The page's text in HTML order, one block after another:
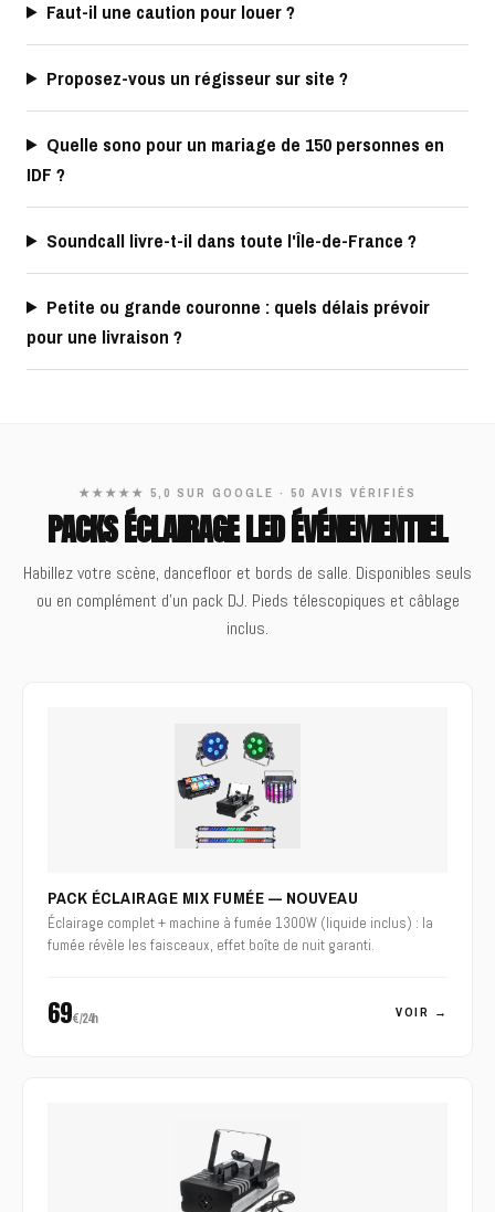
Faut-il une caution pour louer ?
Proposez-vous un régisseur sur site ?
Quelle sono pour un mariage de 150 personnes en
IDF ?
Soundcall livre-t-il dans toute l'Île-de-France ?
Petite ou grande couronne : quels délais prévoir
pour une livraison ?
★★★★★ 5,0 SUR GOOGLE · 50 AVIS VÉRIFIÉS
PACKS ÉCLAIRAGE LED ÉVÉNEMENTIEL
Habillez votre scène, dancefloor et bords de salle. Disponibles seuls
ou en complément d'un pack DJ. Pieds télescopiques et câblage
inclus.
PACK ÉCLAIRAGE MIX FUMÉE — NOUVEAU
Éclairage complet + machine à fumée 1300W (liquide inclus) : la
fumée révèle les faisceaux, effet boîte de nuit garanti.
69€/24h VOIR →